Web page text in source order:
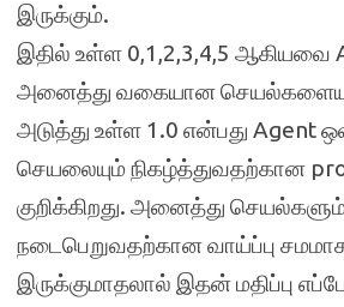
இருக்கும்.
இதில் உள்ள 0,1,2,3,4,5 ஆகியவை
அனைத்து வகையான செயல்களையும்
அடுத்து உள்ள 1.0 என்பது Agent
செயலையும் நிகழ்த்துவதற்கான
குறிக்கிறது. அனைத்து செயல்களும்
நடைபெறுவதற்கான வாய்ப்பு
இருக்குமாதலால் இதன் மதிப்பு